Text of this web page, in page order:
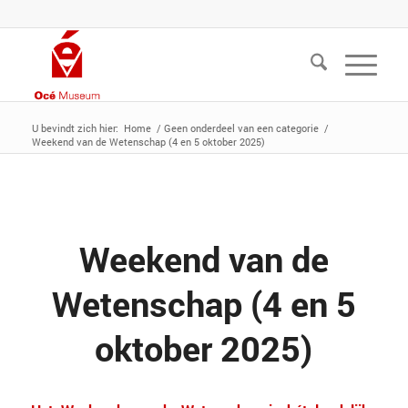
U bevindt zich hier: Home / Geen onderdeel van een categorie /
Weekend van de Wetenschap (4 en 5 oktober 2025)
Weekend van de
Wetenschap (4 en 5
oktober 2025)